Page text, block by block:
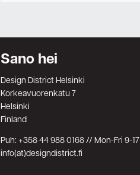
Sano hei
Design District Helsinki
Korkeavuorenkatu 7
Helsinki
Finland
Puh: +358 44 988 0168 // Mon-Fri 9-17
info(at)designdistrict.fi